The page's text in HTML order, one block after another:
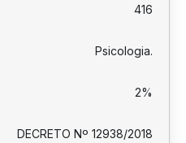
416
Psicologia.
2%
DECRETO Nº 12938/2018